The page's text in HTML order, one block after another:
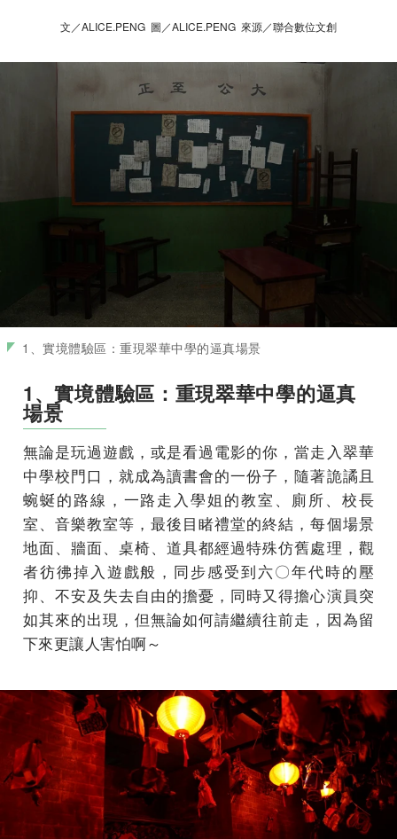
文／ALICE.PENG 圖／ALICE.PENG 來源／聯合數位文創
1、實境體驗區：重現翠華中學的逼真場景
1、實境體驗區：重現翠華中學的逼真
場景
無論是玩過遊戲，或是看過電影的你，當走入翠華
中學校門口，就成為讀書會的一份子，隨著詭譎且
蜿蜒的路線，一路走入學姐的教室、廁所、校長
室、音樂教室等，最後目睹禮堂的終結，每個場景
地面、牆面、桌椅、道具都經過特殊仿舊處理，觀
者彷彿掉入遊戲般，同步感受到六〇年代時的壓
抑、不安及失去自由的擔憂，同時又得擔心演員突
如其來的出現，但無論如何請繼續往前走，因為留
下來更讓人害怕啊～